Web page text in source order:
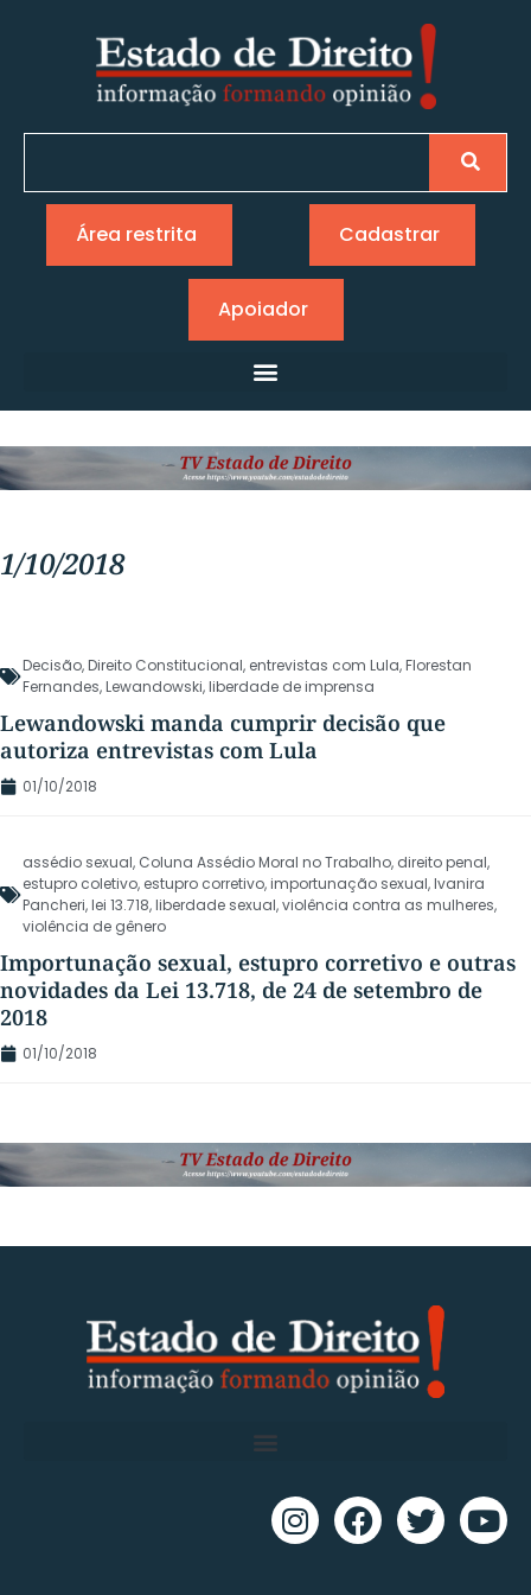
Área restrita Cadastrar
Apoiador
1/10/2018
Decisão,Direito Constitucional, entrevistas com Lula,Florestan
Fernandes,Lewandowski,liberdade de imprensa
Lewandowski manda cumprir decisão que
autoriza entrevistas com Lula
01/10/2018
assédio sexual, Coluna Assédio Moral no Trabalho, direito penal,
estupro coletivo, estupro corretivo,importunação sexual,Ivanira
Pancheri,lei 13.718,liberdade sexual,violência contra as mulheres,
violência de gênero
Importunação sexual, estupro corretivo e outras
novidades da Lei 13.718, de 24 de setembro de
2018
01/10/2018